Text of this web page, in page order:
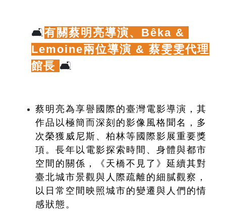
🛋️有關蔡明亮導演、 Bêka &
Lemoine兩位導演 & 蔡雯雯代理
館長 🛋️
蔡明亮為享譽國際的臺灣電影導演，其
作品以極簡而深刻的影像風格聞名，多
次榮獲威尼斯、柏林等國際影展重要獎
項。長年以電影探索時間、身體與都市
空間的關係，《天橋不見了》延續其對
臺北城市景觀與人際疏離的細膩觀察，
以日常空間映照城市的變遷與人們的情
感狀態。